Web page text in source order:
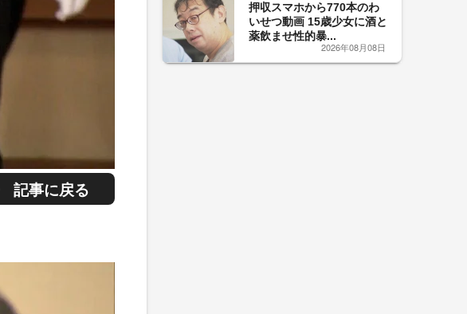
記事に戻る
押収スマホから770本のわ
いせつ動画 15歳少女に酒と
薬飲ませ性的暴...
2026年08月08日